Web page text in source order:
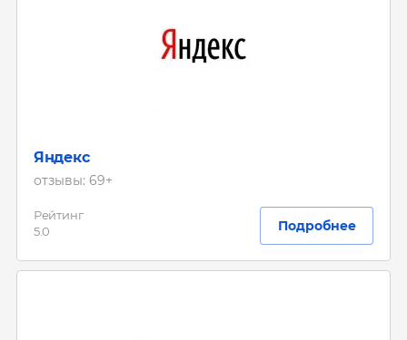
Яндекс
отзывы: 69+
Рейтинг
5.0
Подробнее